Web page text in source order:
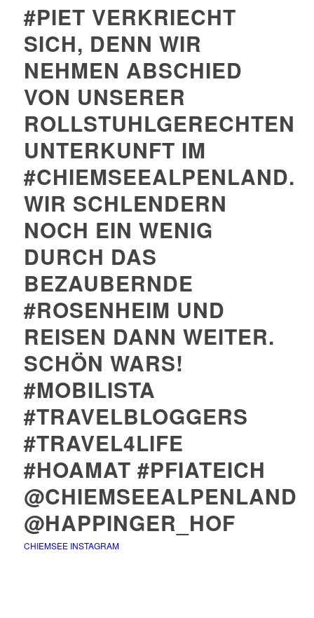
#PIET VERKRIECHT
SICH, DENN WIR
NEHMEN ABSCHIED
VON UNSERER
ROLLSTUHLGERECHTEN
UNTERKUNFT IM
#CHIEMSEEALPENLAND.
WIR SCHLENDERN
NOCH EIN WENIG
DURCH DAS
BEZAUBERNDE
#ROSENHEIM UND
REISEN DANN WEITER.
SCHÖN WARS!
#MOBILISTA
#TRAVELBLOGGERS
#TRAVEL4LIFE
#HOAMAT #PFIATEICH
@CHIEMSEEALPENLAND
@HAPPINGER_HOF
CHIEMSEE INSTAGRAM